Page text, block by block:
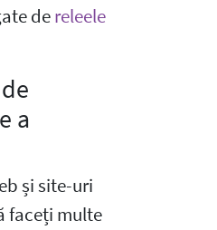
dereleele
a
și site-uri
faceți multe